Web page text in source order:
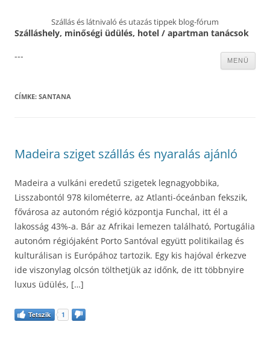
Szállás és látnivaló és utazás tippek blog-fórum
Szálláshely, minőségi üdülés, hotel / apartman tanácsok
MENÜ
---
CÍMKE: SANTANA
Madeira sziget szállás és nyaralás ajánló
Madeira a vulkáni eredetű szigetek legnagyobbika,
Lisszabontól 978 kilométerre, az Atlanti-óceánban fekszik,
fővárosa az autonóm régió központja Funchal, itt él a
lakosság 43%-a. Bár az Afrikai lemezen található, Portugália
autonóm régiójaként Porto Santóval együtt politikailag és
kulturálisan is Európához tartozik. Egy kis hajóval érkezve
ide viszonylag olcsón tölthetjük az időnk, de itt többnyire
luxus üdülés, […]
Tetszik 1